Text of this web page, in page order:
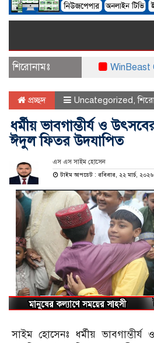
শিরোনামঃ
WinBeast
প্রচ্ছদ Uncategorized ,
ধর্মীয় ভাবগাম্ভীর্য ও
ঈদুল ফিতর উদযাপিত
এস এস সাইম হোসেন
টাইম আপডেট : রবিবার, ২২ মার্চ, ২০২৬
সাইম হোসেনঃ ধর্মীয়